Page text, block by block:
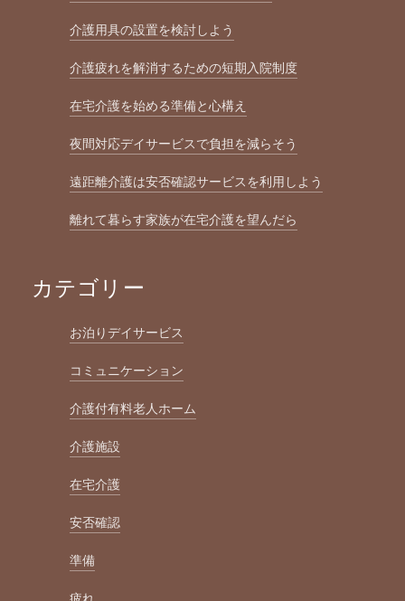
介護用具の設置を検討しよう
介護疲れを解消するための短期入院制度
在宅介護を始める準備と心構え
夜間対応デイサービスで負担を減らそう
遠距離介護は安否確認サービスを利用しよう
離れて暮らす家族が在宅介護を望んだら
カテゴリー
お泊りデイサービス
コミュニケーション
介護付有料老人ホーム
介護施設
在宅介護
安否確認
準備